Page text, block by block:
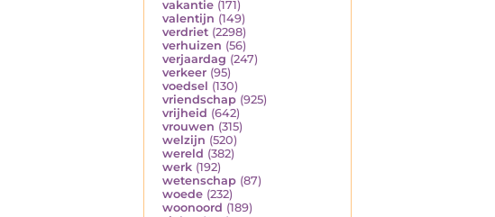
vakantie (171)
valentijn (149)
verdriet (2298)
verhuizen (56)
verjaardag (247)
verkeer (95)
voedsel (130)
vriendschap (925)
vrijheid (642)
vrouwen (315)
welzijn (520)
wereld (382)
werk (192)
wetenschap (87)
woede (232)
woonoord (189)